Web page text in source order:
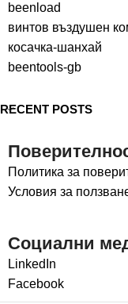
beenload
винтов въздушен
косачка-шанхай
beentools-gb
RECENT POSTS
Политика за
Условия за
Социални
LinkedIn
Facebook